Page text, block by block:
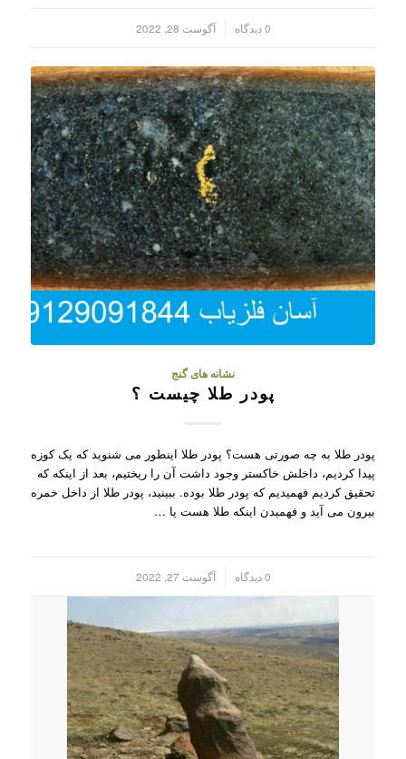
0 دیدگاه آگوست 28, 2022
نشانه های گنج
پودر طلا چیست ؟
پودر طلا به چه صورتی هست؟ پودر طلا اینطور می شنوید که یک کوزه
پیدا کردیم، داخلش خاکستر وجود داشت آن را ریختیم، بعد از اینکه که
تحقیق کردیم فهمیدیم که پودر طلا بوده. ببینید، پودر طلا از داخل خمره
بیرون می آید و فهمیدن اینکه طلا هست یا …
0 دیدگاه آگوست 27, 2022